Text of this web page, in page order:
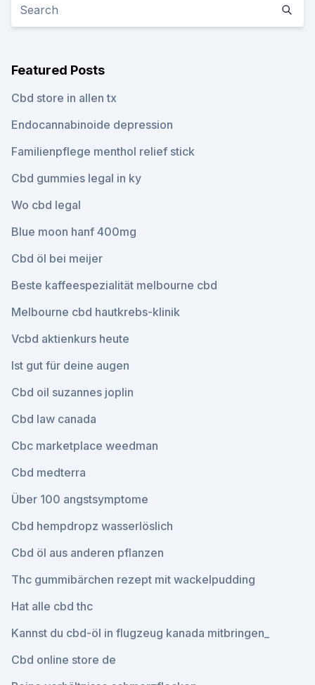
Featured Posts
Cbd store in allen tx
Endocannabinoide depression
Familienpflege menthol relief stick
Cbd gummies legal in ky
Wo cbd legal
Blue moon hanf 400mg
Cbd öl bei meijer
Beste kaffeespezialität melbourne cbd
Melbourne cbd hautkrebs-klinik
Vcbd aktienkurs heute
Ist gut für deine augen
Cbd oil suzannes joplin
Cbd law canada
Cbc marketplace weedman
Cbd medterra
Über 100 angstsymptome
Cbd hempdropz wasserlöslich
Cbd öl aus anderen pflanzen
Thc gummibärchen rezept mit wackelpudding
Hat alle cbd thc
Kannst du cbd-öl in flugzeug kanada mitbringen_
Cbd online store de